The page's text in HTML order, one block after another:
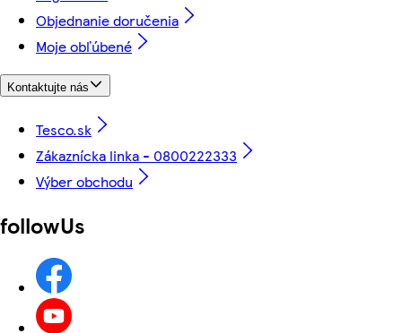
Objednanie doručenia
Moje obľúbené
Kontaktujte nás
Tesco.sk
Zákaznícka linka - 0800222333
Výber obchodu
followUs